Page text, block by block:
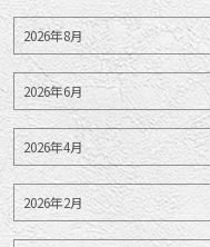
2026年8月
2026年6月
2026年4月
2026年2月